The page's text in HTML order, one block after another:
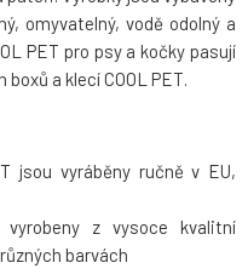
omyvatelný, vodě odolný a
PET pro psy a kočky pasují
a klecí COOL PET.
jsou vyráběny ručně v EU,
vyrobeny z vysoce kvalitní
barvách